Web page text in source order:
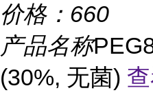
价格： 660
产品名称
(30%, 无菌)